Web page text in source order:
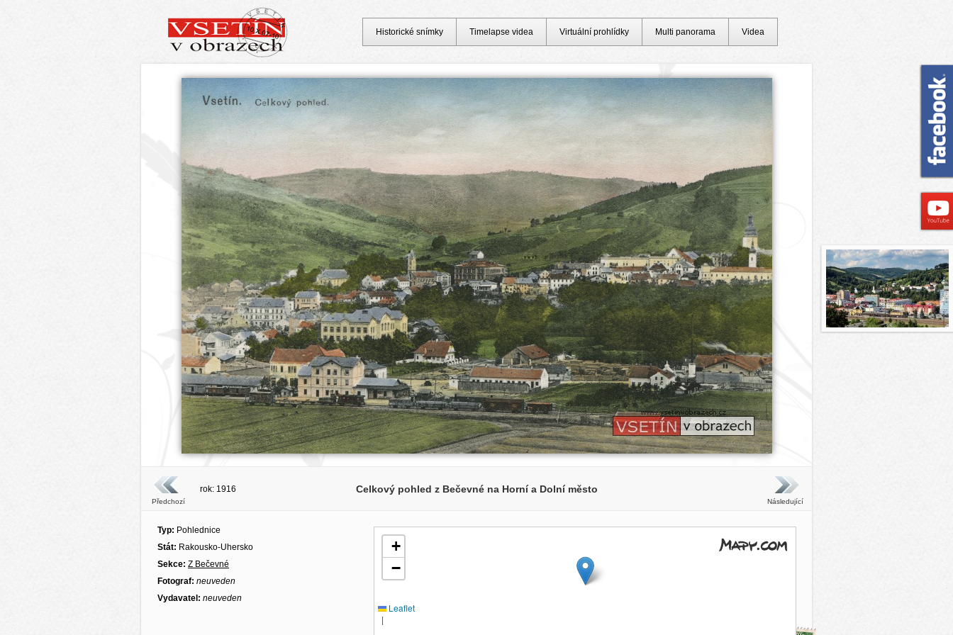
Předchozí
rok: 1916 Celkový pohled z Bečevné na Horní a Dolní město
Následující
Typ: Pohlednice
Stát: Rakousko-Uhersko
Sekce: Z Bečevné
Fotograf: neuveden
Vydavatel: neuveden
+
−
Leaflet
|
Historické snímky Timelapse videa Virtuální prohlídky Multi panorama Videa